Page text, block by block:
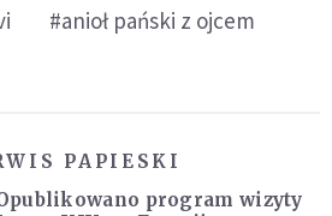
#anioł pański z ojcem
PAPIESKI
program wizyty